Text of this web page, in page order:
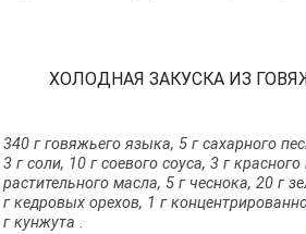
ХОЛОДНАЯ ЗАКУСКА ИЗ
340 г говяжьего языка, 5 г сахарного
3 г соли, 10 г соевого соуса, 3 г
растительного масла, 5 г чеснока, 20 г
г кедровых орехов, 1 г
г кунжута .